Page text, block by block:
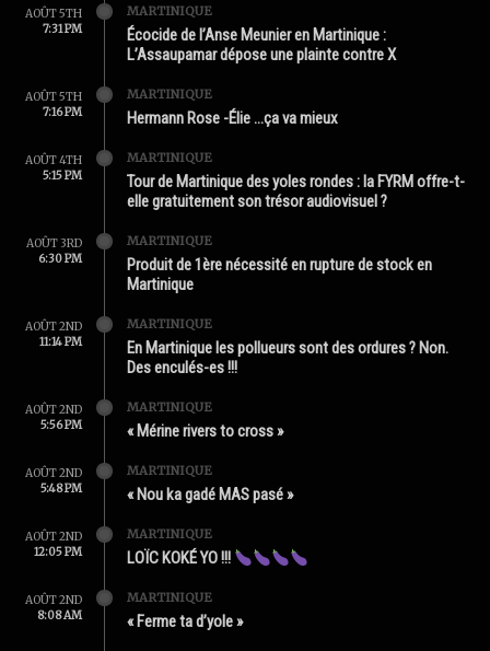
AOÛT 5TH
7:31 PM
MARTINIQUE
Écocide de l’Anse Meunier en Martinique :
L’Assaupamar dépose une plainte contre X
AOÛT 5TH
7:16 PM
MARTINIQUE
Hermann Rose -Élie …ça va mieux
AOÛT 4TH
5:15 PM
MARTINIQUE
Tour de Martinique des yoles rondes : la FYRM offre-t-
elle gratuitement son trésor audiovisuel ?
AOÛT 3RD
6:30 PM
MARTINIQUE
Produit de 1ère nécessité en rupture de stock en
Martinique
AOÛT 2ND
11:14 PM
MARTINIQUE
En Martinique les pollueurs sont des ordures ? Non.
Des enculés-es !!!
AOÛT 2ND
5:56 PM
MARTINIQUE
« Mérine rivers to cross »
AOÛT 2ND
5:48 PM
MARTINIQUE
« Nou ka gadé MAS pasé »
AOÛT 2ND
12:05 PM
MARTINIQUE
LOÏC KOKÉ YO !!!
AOÛT 2ND
8:08 AM
MARTINIQUE
« Ferme ta d’yole »